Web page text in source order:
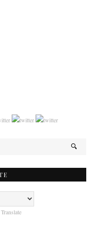
Translate